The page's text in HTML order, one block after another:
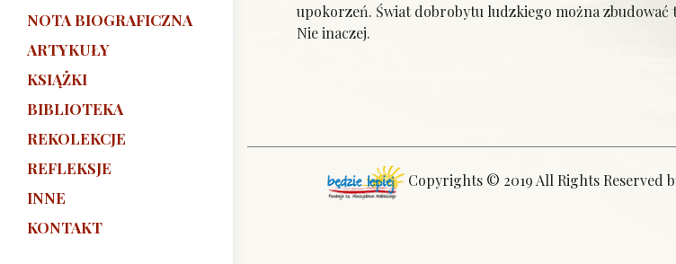
NOTA BIOGRAFICZNA
ARTYKUŁY
KSIĄŻKI
BIBLIOTEKA
REKOLEKCJE
REFLEKSJE
INNE
KONTAKT
upokorzeń. Świat dobrobytu ludzkiego można
Nie inaczej.
Copyrights © 2019 All Rights Reserved